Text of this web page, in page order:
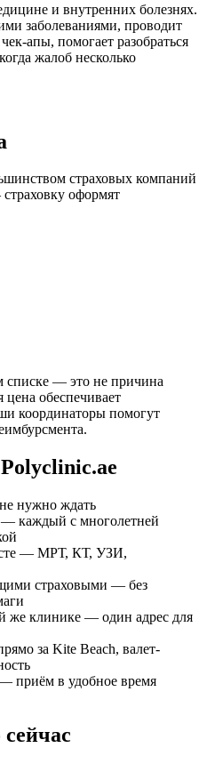
и внутренних болезнях.
заболеваниями, проводит
апы, помогает разобраться
жалоб несколько
страховых компаний
оформят
списке — это не причина
цена обеспечивает
координаторы помогут
нужно ждать
каждый с многолетней
— МРТ, КТ, УЗИ,
страховыми — без
же клинике — один адрес для
за Kite Beach, валет-
приём в удобное время